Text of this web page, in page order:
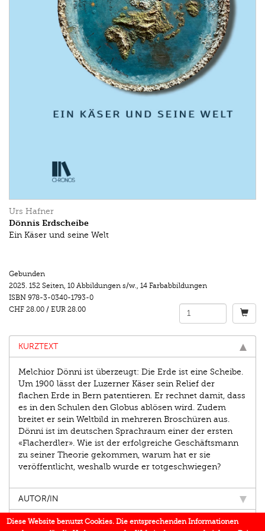
Urs Hafner
Dönnis Erdscheibe
Ein Käser und seine Welt
Gebunden
2025. 152 Seiten 10 Abbildungen s/w.
14 Farbabbildungen
ISBN 978-3-0340-1793-0
CHF 28.00 / EUR 28.00
KURZTEXT
Melchior Dönni ist überzeugt: Die Erde ist eine Scheibe.
Um 1900 lässt der Luzerner Käser sein Relief der
flachen Erde in Bern patentieren. Er rechnet damit, dass
es in den Schulen den Globus ablösen wird. Zudem
breitet er sein Weltbild in mehreren Broschüren aus.
Dönni ist im deutschen Sprachraum einer der ersten
«Flacherdler». Wie ist der erfolgreiche Geschäftsmann
zu seiner Theorie gekommen, warum hat er sie
veröffentlicht, weshalb wurde er totgeschwiegen?
AUTOR/IN
EINBLICK
Diese Website benutzt Cookies. Die entsprechenden Informationen